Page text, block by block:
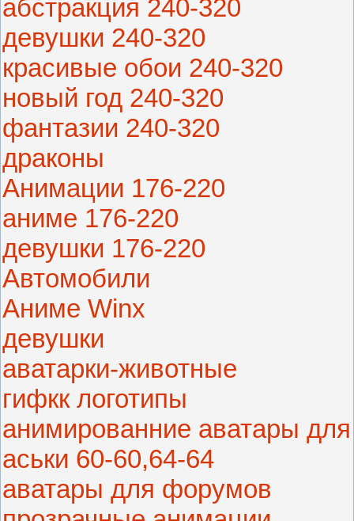
абстракция 240-320
девушки 240-320
красивые обои 240-320
новый год 240-320
фантазии 240-320
драконы
Анимации 176-220
аниме 176-220
девушки 176-220
Автомобили
Аниме Winx
девушки
аватарки-животные
гифкк логотипы
анимированние аватары для
аськи 60-60,64-64
аватары для форумов